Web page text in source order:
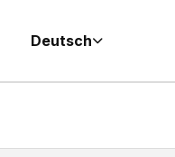
Deutsch